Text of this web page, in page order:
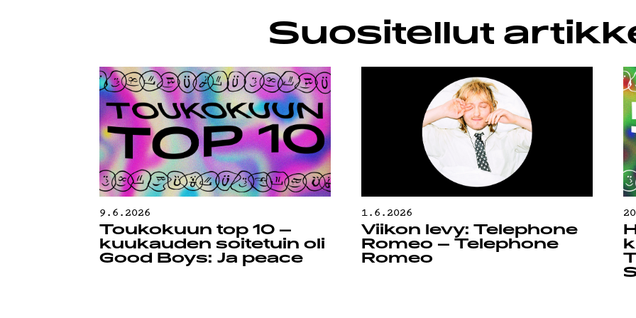
Suositellut
9.6.2026
Toukokuun top 10 –
kuukauden soitetuin oli
Good Boys: Ja peace
1.6.2026
Viikon levy: Telephone
Romeo – Telephone
Romeo